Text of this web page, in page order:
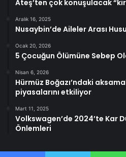
Ateş’ten çok konuşulacak
Aralık 16, 2025
Nusaybin’de Aileler Arası
Ocak 20, 2026
5 Çocuğun Ölümüne Sebep
Nisan 6, 2026
Hürmüz Boğazı’ndaki
piyasalarını etkiliyor
Mart 11, 2025
Volkswagen’de 2024’te Kar
Önlemleri